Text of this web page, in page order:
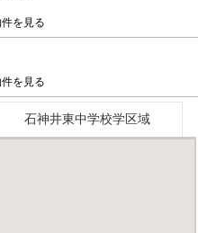
を見る
を見る
石神井東中学校学区域